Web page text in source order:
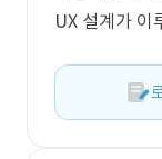
UX 설계가 이